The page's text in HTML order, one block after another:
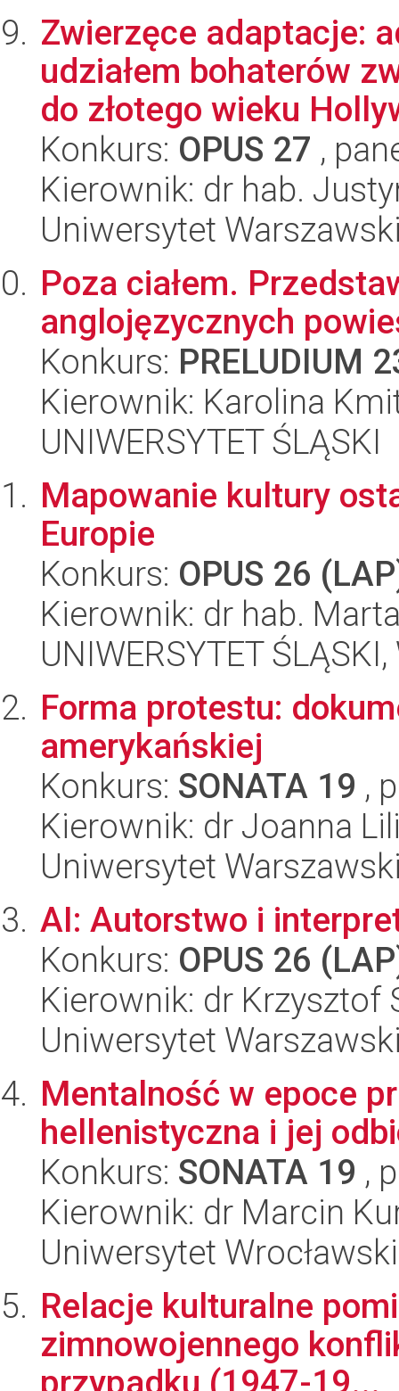
Zwierzęce adaptacje:
udziałem bohaterów
do złotego wieku
Konkurs: OPUS 27 ,
Kierownik: dr hab.
Uniwersytet
Poza ciałem.
anglojęzycznych
Konkurs: PRELUDIUM
Kierownik: Karolina
UNIWERSYTET ŚLĄSKI
Mapowanie kultury
Europie
Konkurs: OPUS 26
Kierownik: dr hab.
UNIWERSYTET
Forma protestu:
amerykańskiej
Konkurs: SONATA 19 ,
Kierownik: dr Joanna
Uniwersytet
AI: Autorstwo i
Konkurs: OPUS 26
Kierownik: dr Krzysztof
Uniwersytet
Mentalność w epoce
hellenistyczna i jej
Konkurs: SONATA 19 ,
Kierownik: dr Marcin
Uniwersytet
Relacje kulturalne
zimnowojennego
przypadku (1947-19...